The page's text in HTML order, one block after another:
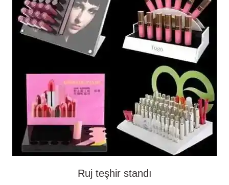
Ruj teşhir standı